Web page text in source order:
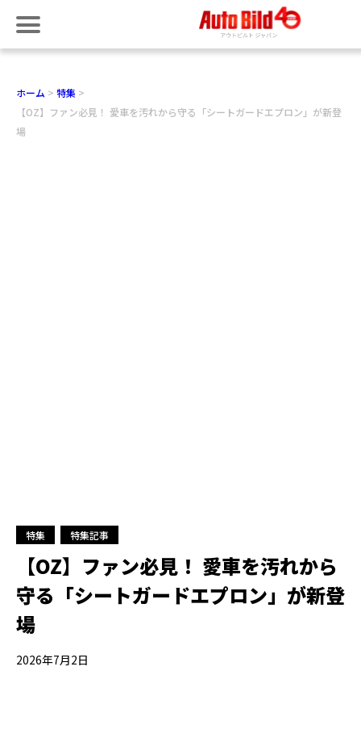
ホーム
特集
【OZ】ファン必見！ 愛車を汚れから守る「シートガードエプロン」が新登
場
特集 特集記事
【OZ】ファン必見！ 愛車を汚れから
守る「シートガードエプロン」が新登
場
2026年7月2日